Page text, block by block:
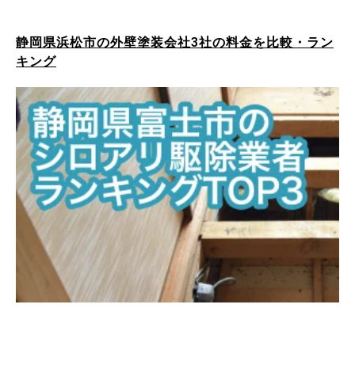
静岡県浜松市の外壁塗装会社3社の料金を比較・ラン
キング